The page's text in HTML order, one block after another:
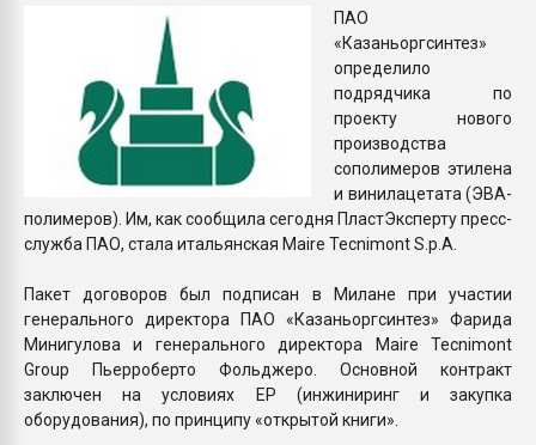
ПАО
«Казаньоргсинтез»
определило
подрядчика по
проекту нового
производства
сополимеров этилена
и винилацетата (ЭВА-
полимеров). Им, как сообщила сегодня ПластЭксперту пресс-
служба ПАО, стала итальянская Maire Tecnimont S.p.A.
Пакет договоров был подписан в Милане при участии
генерального директора ПАО «Казаньоргсинтез» Фарида
Минигулова и генерального директора Maire Tecnimont
Group Пьерроберто Фольджеро. Основной контракт
заключен на условиях ЕР (инжиниринг и закупка
оборудования), по принципу «открытой книги».